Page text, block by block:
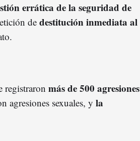
errática de la seguridad de
de destitución inmediata al
registraron más de 500 agresiones
agresiones sexuales, y la